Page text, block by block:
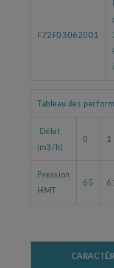
F72F03062001
Tableau des
Débit
(m3/h)
0 1
Pression
HMT
65